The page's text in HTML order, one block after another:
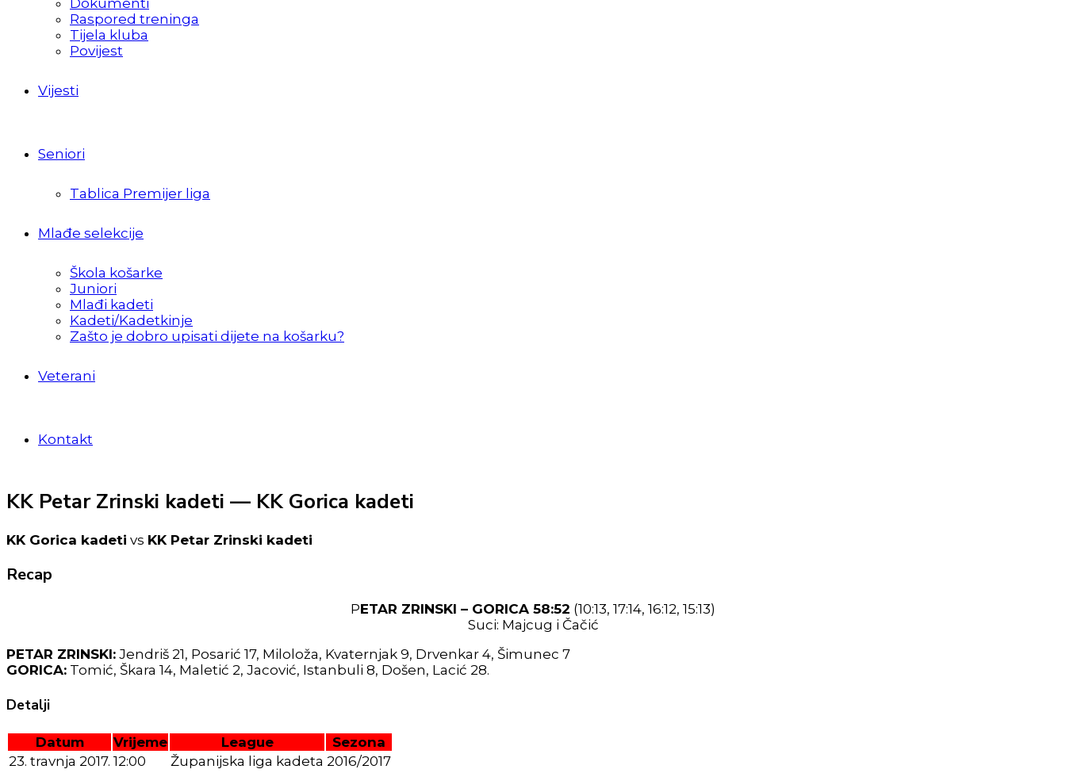
Dokumenti
Raspored treninga
Tijela kluba
Povijest
Vijesti
Seniori
Tablica Premijer liga
Mlađe selekcije
Škola košarke
Juniori
Mlađi kadeti
Kadeti/Kadetkinje
Zašto je dobro upisati dijete na košarku?
Veterani
Kontakt
KK Petar Zrinski kadeti — KK Gorica kadeti
KK Gorica kadeti vs KK Petar Zrinski kadeti
Recap
PETAR ZRINSKI – GORICA 58:52 (10:13, 17:14, 16:12, 15:13)
Suci: Majcug i Čačić
PETAR ZRINSKI: Jendriš 21, Posarić 17, Miloloža, Kvaternjak 9, Drvenkar 4, Šimunec 7
GORICA: Tomić, Škara 14, Maletić 2, Jacović, Istanbuli 8, Došen, Lacić 28.
Detalji
Datum Vrijeme League
Sezona
23. travnja 2017. 12:00 Županijska liga kadeta 2016/2017